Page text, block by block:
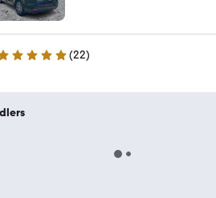
5 Sterne (22)